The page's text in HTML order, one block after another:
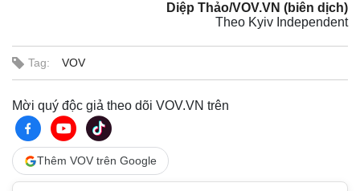
Diệp Thảo/VOV.VN (biên dịch)
Theo Kyiv Independent
Tag: VOV
Mời quý độc giả theo dõi VOV.VN trên
Thêm VOV trên Google